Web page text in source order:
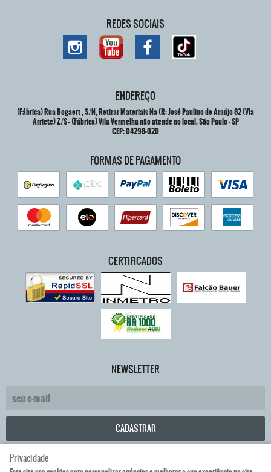
REDES SOCIAIS
ENDEREÇO
(Fábrica) Rua Bogaert , S/N, Retirar Materiais Na (R: José Paulino de Araújo 82 (Vla
Arriete) Z/S-(Fábrica) Vila Vermelha não atende no local, São Paulo-SP
CEP: 04298-020
FORMAS DE PAGAMENTO
CERTIFICADOS
NEWSLETTER
CADASTRAR
TemperMisa Comercio de Vidros Eireli
Privacidade